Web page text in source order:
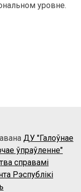
уровне.
ДУ "Галоўнае
ўпраўленне"
справамі
Рэспублікі